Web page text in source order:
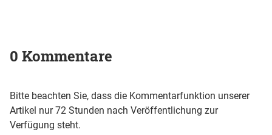
0 Kommentare
Bitte beachten Sie, dass die Kommentarfunktion unserer
Artikel nur 72 Stunden nach Veröffentlichung zur
Verfügung steht.